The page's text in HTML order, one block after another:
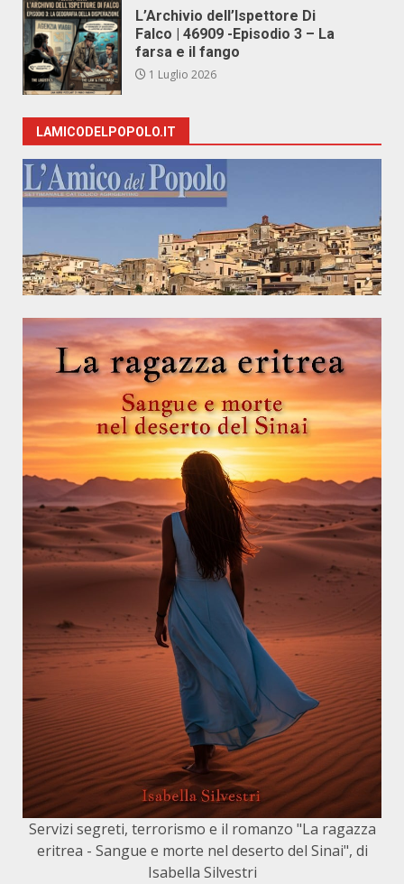
L’Archivio dell’Ispettore Di
Falco | 46909 -Episodio 3 – La
farsa e il fango
1 Luglio 2026
LAMICODELPOPOLO.IT
Servizi segreti, terrorismo e il romanzo "La ragazza
eritrea - Sangue e morte nel deserto del Sinai", di
Isabella Silvestri